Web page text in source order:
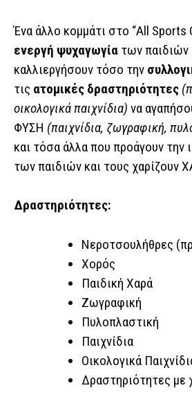
Ένα άλλο κομμάτι στο “All Sports
ενεργή ψυχαγωγία των
καλλιεργήσουν τόσο την
τις ατομικές δραστηριότητες
οικολογικά παιχνίδια) να
ΦΥΣΗ (παιχνίδια, ζωγραφική,
και τόσα άλλα που προάγουν την
των παιδιών και τους χαρίζουν
Δραστηριότητες:
Νεροτσουλήθρες
Χορός
Παιδική Χαρά
Ζωγραφική
Πυλοπλαστική
Παιχνίδια
Οικολογικά
Δραστηριότητες με